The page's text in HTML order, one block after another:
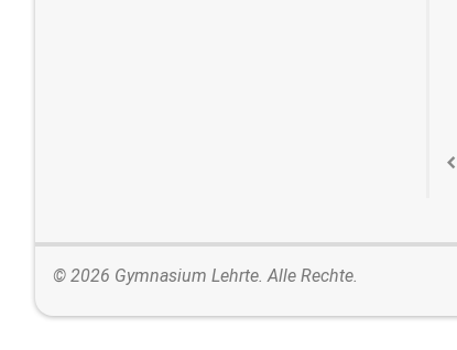
© 2026 Gymnasium Lehrte. Alle Rechte.